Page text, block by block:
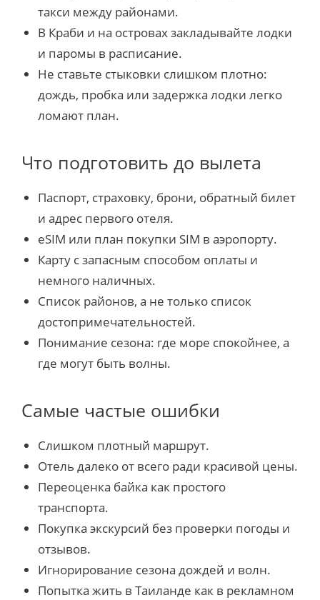
такси между районами.
В Краби и на островах закладывайте лодки
и паромы в расписание.
Не ставьте стыковки слишком плотно:
дождь, пробка или задержка лодки легко
ломают план.
Что подготовить до вылета
Паспорт, страховку, брони, обратный билет
и адрес первого отеля.
eSIM или план покупки SIM в аэропорту.
Карту с запасным способом оплаты и
немного наличных.
Список районов, а не только список
достопримечательностей.
Понимание сезона: где море спокойнее, а
где могут быть волны.
Самые частые ошибки
Слишком плотный маршрут.
Отель далеко от всего ради красивой цены.
Переоценка байка как простого
транспорта.
Покупка экскурсий без проверки погоды и
отзывов.
Игнорирование сезона дождей и волн.
Попытка жить в Таиланде как в рекламном